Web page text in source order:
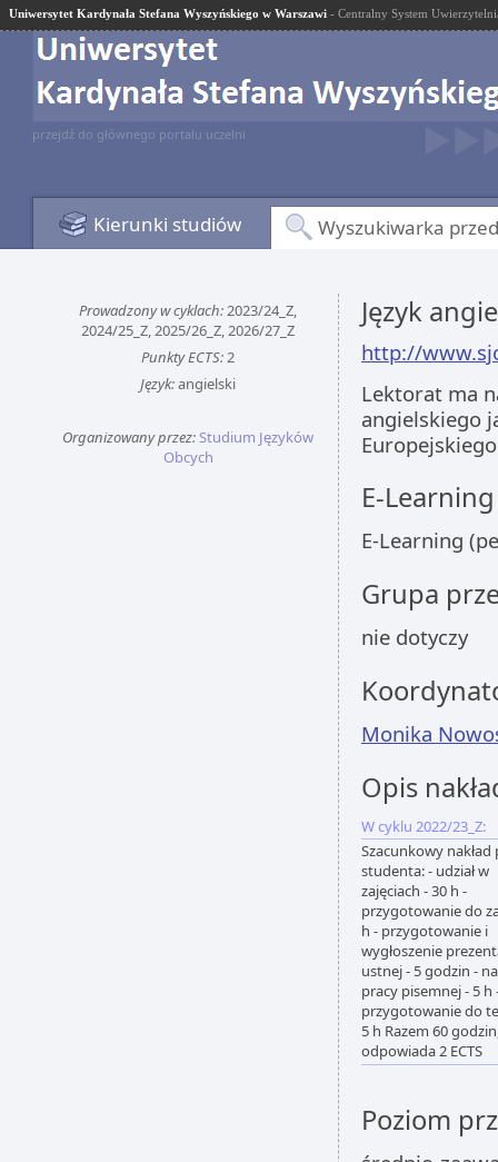
Uniwersytet Kardynała Stefana Wyszyńskiego w Warszawi - Centralny System
przejdź do głównego portalu uczelni
Kierunki studiów Wyszukiwarka
Prowadzony w cyklach:2023/24_Z,
2024/25_Z, 2025/26_Z, 2026/27_Z
Punkty ECTS:2
Język:angielski
Organizowany przez:Studium Języków
Obcych
Język
http://
Lektorat ma
angielskiego
E-Learning
E-Learning
Grupa
nie dotyczy
Monika
Opis
W cyklu 2022/23_Z:
Szacunkowy nakład
studenta: - udział w
zajęciach - 30 h -
przygotowanie do
h - przygotowanie i
wygłoszenie
ustnej - 5 godzin -
pracy pisemnej - 5 h
przygotowanie do
5 h Razem 60
odpowiada 2 ECTS
Poziom